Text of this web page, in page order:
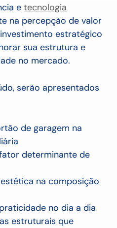
e tecnologia
na percepção de valor
estratégico
sua estrutura e
no mercado.
serão apresentados
de garagem na
determinante de
na composição
no dia a dia
estruturais que